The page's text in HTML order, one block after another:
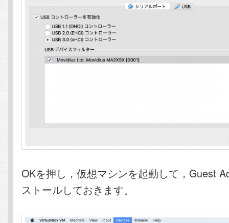
OKを押し，仮想マシンを起動して，Guest
ストールしておきます。